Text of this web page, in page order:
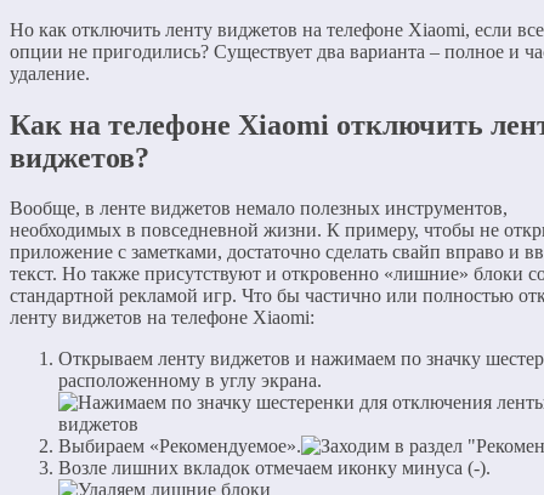
Но как отключить ленту виджетов на телефоне Xiaomi, если
опции не пригодились? Существует два варианта – полное и
удаление.
Как на телефоне Xiaomi отключить
виджетов?
Вообще, в ленте виджетов немало полезных инструментов,
необходимых в повседневной жизни. К примеру, чтобы не
приложение с заметками, достаточно сделать свайп вправо и
текст. Но также присутствуют и откровенно «лишние» блоки
стандартной рекламой игр. Что бы частично или полностью
ленту виджетов на телефоне Xiaomi:
Открываем ленту виджетов и нажимаем по значку
расположенному в углу экрана.
Выбираем «Рекомендуемое».
Возле лишних вкладок отмечаем иконку минуса (-).